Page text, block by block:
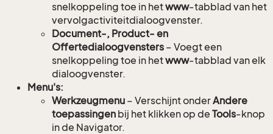
snelkoppeling toe in hetwww-tabblad van het
vervolgactiviteitdialoogvenster.
Document-, Product- en
Offertedialoogvensters – Voegt een
snelkoppeling toe in hetwww-tabblad van elk
dialoogvenster.
Menu's:
Werkzeugmenu – Verschijnt onderAndere
toepassingen bij het klikken op de Tools-knop
in de Navigator.